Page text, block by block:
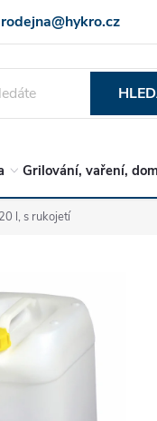
GDPR Postup při
Grilování, vaření,
l, s rukojetí